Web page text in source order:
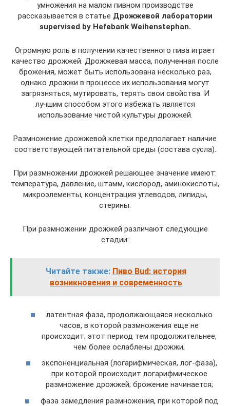
умножения на малом пивном производстве
рассказывается в статье Дрожжевой лаборатории
supervised by Hefebank Weihenstephan.
Огромную роль в получении качественного пива играет
качество дрожжей. Дрожжевая масса, полученная после
брожения, может быть использована несколько раз,
однако дрожжи в процессе их использования могут
загрязняться, мутировать, терять свои свойства. И
лучшим способом этого избежать является
использование чистой культуры дрожжей.
Размножение дрожжевой клетки предполагает наличие
соответствующей питательной среды (состава сусла).
При размножении дрожжей решающее значение имеют:
температура, давление, штамм, кислород, аминокислоты,
микроэлементы, концентрация углеводов, липиды,
стерины.
При размножении дрожжей различают следующие
стадии:
Читайте также: Пиво Bud: история
возникновения и современность
латентная фаза, продолжающаяся несколько
часов, в которой размножения еще не
происходит; этот период тем продолжительнее,
чем более ослаблены дрожжи;
экспоненциальная (логарифмическая, лог-фаза),
при которой происходит логарифмическое
размножение дрожжей; брожение начинается;
фаза замедления размножения, при которой под